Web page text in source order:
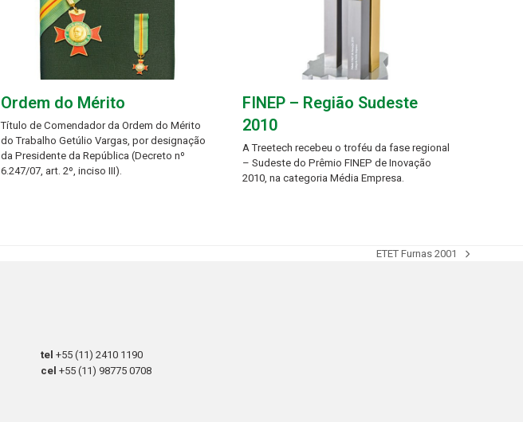
Ordem do Mérito
Título de Comendador da Ordem do Mérito
do Trabalho Getúlio Vargas, por designação
da Presidente da República (Decreto nº
6.247/07, art. 2º, inciso III).
FINEP – Região Sudeste
2010
A Treetech recebeu o troféu da fase regional
– Sudeste do Prêmio FINEP de Inovação
2010, na categoria Média Empresa.
next
ETET Furnas 2001
tel+55 (11) 2410 1190
cel+55 (11) 98775 0708